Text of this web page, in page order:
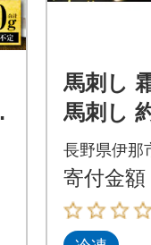
馬刺し
馬刺し
凍 小分
【009-
長野県伊那
寄付金額